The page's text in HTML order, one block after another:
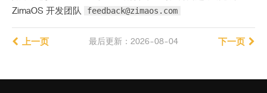
ZimaOS 开发团队
feedback@zimaos.com
最后更新：2026-08-04
上一页 下一页